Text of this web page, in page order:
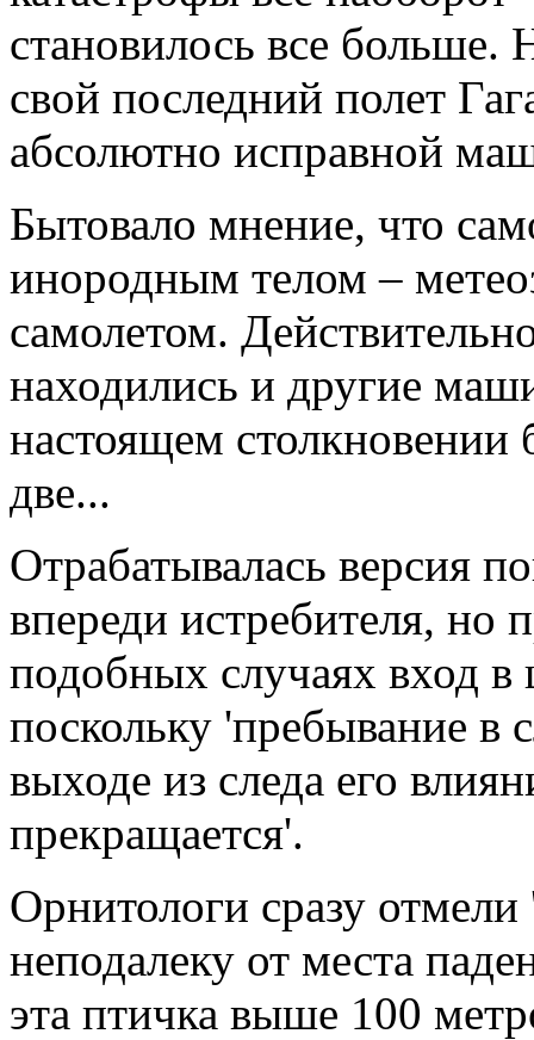
становилось все больше.
свой последний полет
абсолютно исправной
Бытовало мнение, что
инородным телом –
самолетом.
находились и другие
настоящем столкновении
две...
Отрабатывалась версия
впереди истребителя, но
подобных случаях вход в
поскольку 'пребывание в
выходе из следа его
прекращается'.
Орнитологи сразу
неподалеку от места
эта птичка выше 100